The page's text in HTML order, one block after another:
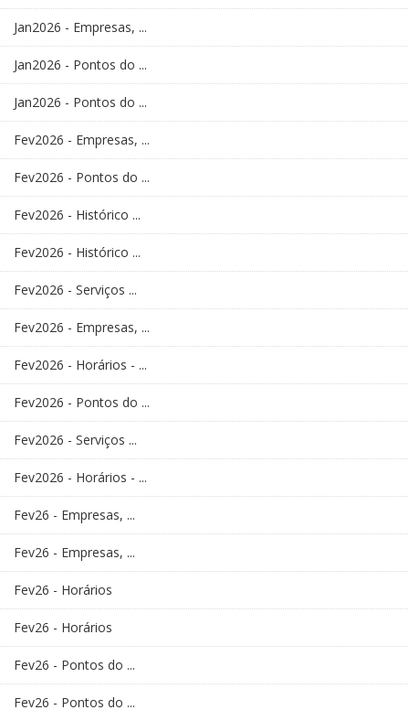
Jan2026 - Empresas, ...
Jan2026 - Pontos do ...
Jan2026 - Pontos do ...
Fev2026 - Empresas, ...
Fev2026 - Pontos do ...
Fev2026 - Histórico ...
Fev2026 - Histórico ...
Fev2026 - Serviços ...
Fev2026 - Empresas, ...
Fev2026 - Horários - ...
Fev2026 - Pontos do ...
Fev2026 - Serviços ...
Fev2026 - Horários - ...
Fev26 - Empresas, ...
Fev26 - Empresas, ...
Fev26 - Horários
Fev26 - Horários
Fev26 - Pontos do ...
Fev26 - Pontos do ...